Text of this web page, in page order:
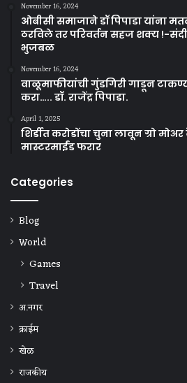
November 16, 2024
ओबीसी समाजाने डॉ पिपाडा यांना
ठरविले तर परिवर्तन सहज शक्य !-
भुजबळ
November 16, 2024
वाळूमाफीयांची गुंडगिरी गाडून
करा….. डॉ. राजेंद्र पिपाडा.
April 1, 2025
शिर्डीत करोडोंचा चुना लावून ग्रो
मास्टरमाईंड फरार
Categories
Blog
World
Games
Travel
अ.नगर
क्राईम
खेळ
राजकीय